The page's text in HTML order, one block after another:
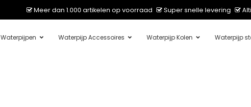
Meer dan 1.000 artikelen op voorraad Super snelle levering
Waterpijpen Waterpijp Accessoires Waterpijp Kolen Waterpijp